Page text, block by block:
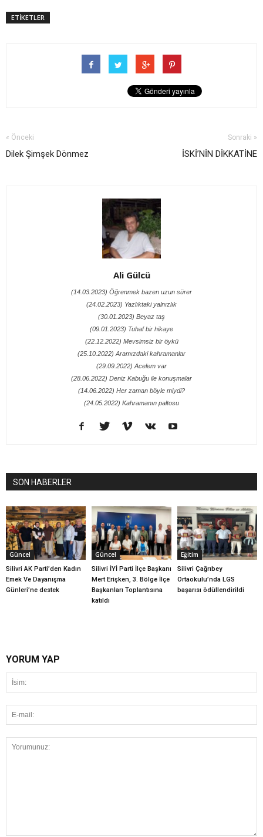
ETİKETLER
« Önceki
Dilek Şimşek Dönmez
Sonraki »
İSKİ’NİN DİKKATİNE
Ali Gülcü
(14.03.2023) Öğrenmek bazen uzun sürer
(24.02.2023) Yazlıktaki yalnızlık
(30.01.2023) Beyaz taş
(09.01.2023) Tuhaf bir hikaye
(22.12.2022) Mevsimsiz bir öykü
(25.10.2022) Aramızdaki kahramanlar
(29.09.2022) Acelem var
(28.06.2022) Deniz Kabuğu ile konuşmalar
(14.06.2022) Her zaman böyle miydi?
(24.05.2022) Kahramanın paltosu
SON HABERLER
Güncel
Silivri AK Parti’den Kadın
Emek Ve Dayanışma
Günleri’ne destek
Güncel
Silivri İYİ Parti İlçe Başkanı
Mert Erişken, 3. Bölge İlçe
Başkanları Toplantısına
katıldı
Eğitim
Silivri Çağrıbey
Ortaokulu’nda LGS
başarısı ödüllendirildi
YORUM YAP